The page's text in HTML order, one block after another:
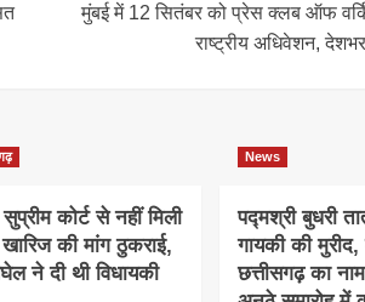
मुंबई में 12 सितंबर को प्रेस क्लब ऑफ
राष्ट्रीय अधिवेशन,
कोर्ट से नहीं मिली
खारिज की मांग ठुकराई,
ने दी थी विधायकी
News
पद्मश्री बुधरी
गायकी की मुरीद,
छत्तीसगढ़ का